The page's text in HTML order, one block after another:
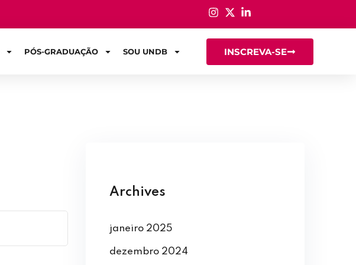
PÓS-GRADUAÇÃO SOU UNDB INSCREVA-SE
Archives
janeiro 2025
dezembro 2024